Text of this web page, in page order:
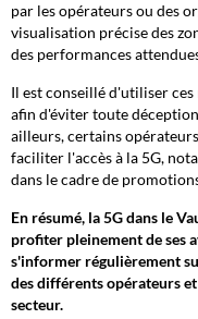
par les opérateurs ou des
visualisation précise des
des performances
Il est conseillé d'utiliser
afin d'éviter toute
ailleurs, certains
faciliter l'accès à la 5G,
dans le cadre de
En résumé, la 5G dans le
profiter pleinement de ses
s'informer régulièrement
des différents opérateurs
secteur.